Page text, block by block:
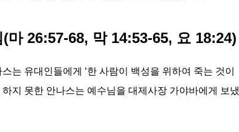
26:57-68, 막 14:53-65, 요 18:24)
는 유대인들에게 ‘한 사람이 백성을 위하여 죽는 것이
지 못한 안나스는 예수님을 대제사장 가야바에게 보냈